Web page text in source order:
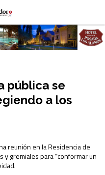
pública se
a los
reunión en la Residencia de
gremiales para “conformar un